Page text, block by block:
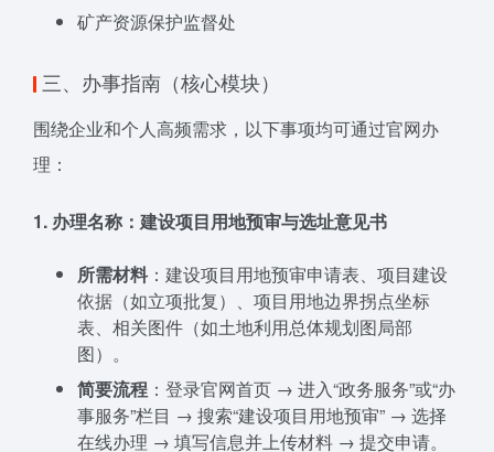
矿产资源保护监督处
三、办事指南（核心模块）
围绕企业和个人高频需求，以下事项均可通过官网办
理：
1. 办理名称：建设项目用地预审与选址意见书
所需材料：建设项目用地预审申请表、项目建设
依据（如立项批复）、项目用地边界拐点坐标
表、相关图件（如土地利用总体规划图局部
图）。
简要流程 ：登录官网首页 → 进入“政务服务”或“办
事服务”栏目 → 搜索“建设项目用地预审” → 选择
在线办理 → 填写信息并上传材料 → 提交申请。